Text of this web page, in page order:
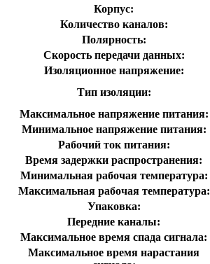
Корпус:
Количество каналов:
Полярность:
Скорость передачи данных:
Изоляционное напряжение:
Тип изоляции:
Максимальное напряжение питания:
Минимальное напряжение питания:
Рабочий ток питания:
Время задержки распространения:
Минимальная рабочая температура:
Максимальная рабочая температура:
Упаковка:
Передние каналы:
Максимальное время спада сигнала:
Максимальное время нарастания